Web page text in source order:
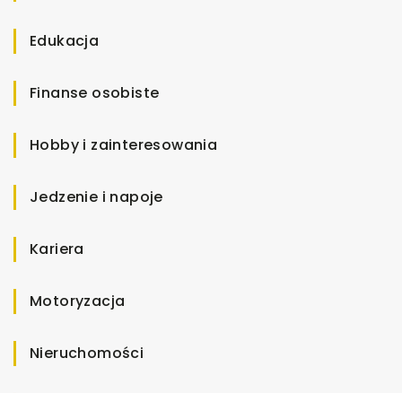
Edukacja
Finanse osobiste
Hobby i zainteresowania
Jedzenie i napoje
Kariera
Motoryzacja
Nieruchomości